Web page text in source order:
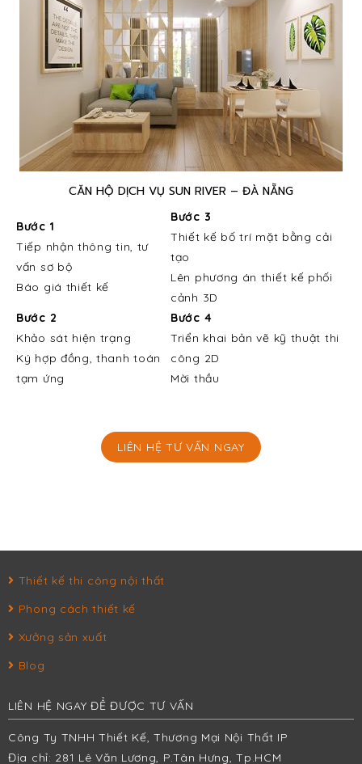
CĂN HỘ DỊCH VỤ SUN RIVER – ĐÀ NẴNG
Bước 1
Tiếp nhận thông tin, tư
vấn sơ bộ
Báo giá thiết kế
Bước 3
Thiết kế bố trí mặt bằng cải
tạo
Lên phương án thiết kế phối
cảnh 3D
Bước 2
Khảo sát hiện trạng
Ký hợp đồng, thanh toán
tạm ứng
Bước 4
Triển khai bản vẽ kỹ thuật thi
công 2D
Mời thầu
LIÊN HỆ TƯ VẤN NGAY
Thiết kế thi công nội thất
Phong cách thiết kế
Xưởng sản xuất
Blog
LIÊN HỆ NGAY ĐỂ ĐƯỢC TƯ VẤN
Công Ty TNHH Thiết Kế, Thương Mại Nội Thất IP
Địa chỉ: 281 Lê Văn Lương, P.Tân Hưng, Tp.HCM